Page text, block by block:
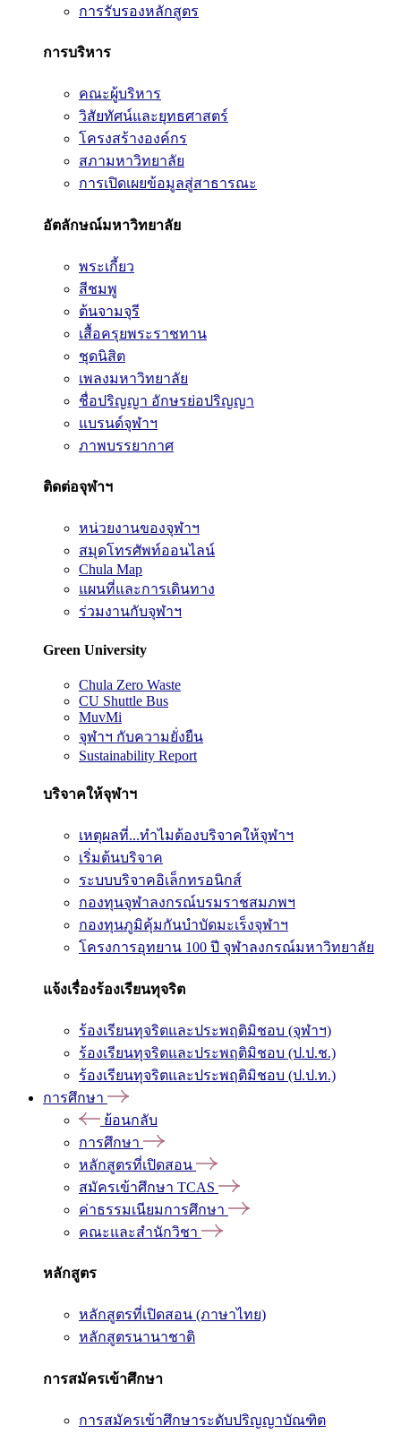
การรับรองหลักสูตร
การบริหาร
คณะผู้บริหาร
วิสัยทัศน์และยุทธศาสตร์
โครงสร้างองค์กร
สภามหาวิทยาลัย
การเปิดเผยข้อมูลสู่สาธารณะ
อัตลักษณ์มหาวิทยาลัย
พระเกี้ยว
สีชมพู
ต้นจามจุรี
เสื้อครุยพระราชทาน
ชุดนิสิต
เพลงมหาวิทยาลัย
ชื่อปริญญา อักษรย่อปริญญา
แบรนด์จุฬาฯ
ภาพบรรยากาศ
ติดต่อจุฬาฯ
หน่วยงานของจุฬาฯ
สมุดโทรศัพท์ออนไลน์
Chula Map
แผนที่และการเดินทาง
ร่วมงานกับจุฬาฯ
Green University
Chula Zero Waste
CU Shuttle Bus
MuvMi
จุฬาฯ กับความยั่งยืน
Sustainability Report
บริจาคให้จุฬาฯ
เหตุผลที่...ทำไมต้องบริจาคให้จุฬาฯ
เริ่มต้นบริจาค
ระบบบริจาคอิเล็กทรอนิกส์
กองทุนจุฬาลงกรณ์บรมราชสมภพฯ
กองทุนภูมิคุ้มกันบำบัดมะเร็งจุฬาฯ
โครงการอุทยาน 100 ปี จุฬาลงกรณ์มหาวิทยาลัย
แจ้งเรื่องร้องเรียนทุจริต
ร้องเรียนทุจริตและประพฤติมิชอบ (จุฬาฯ)
ร้องเรียนทุจริตและประพฤติมิชอบ (ป.ป.ช.)
ร้องเรียนทุจริตและประพฤติมิชอบ (ป.ป.ท.)
การศึกษา
ย้อนกลับ
การศึกษา
หลักสูตรที่เปิดสอน
สมัครเข้าศึกษา TCAS
ค่าธรรมเนียมการศึกษา
คณะและสำนักวิชา
หลักสูตร
หลักสูตรที่เปิดสอน (ภาษาไทย)
หลักสูตรนานาชาติ
การสมัครเข้าศึกษา
การสมัครเข้าศึกษาระดับปริญญาบัณฑิต